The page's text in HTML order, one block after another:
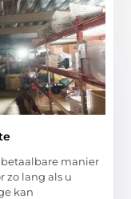
manier
zo lang als u
kan